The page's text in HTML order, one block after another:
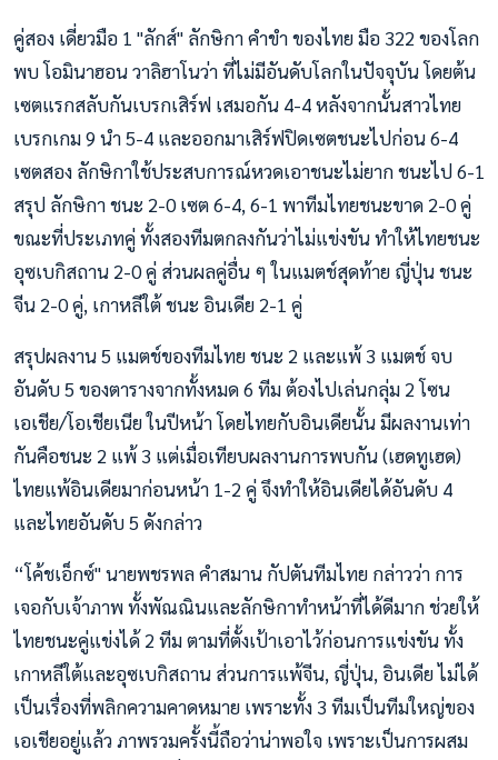
คู่สอง เดี่ยวมือ 1 "ลักส์" ลักษิกา คำขำ ของไทย มือ 322 ของโลก
พบ โอมินาฮอน วาลิฮาโนว่า ที่ไม่มีอันดับโลกในปัจจุบัน โดยต้น
เซตแรกสลับกันเบรกเสิร์ฟ เสมอกัน 4-4 หลังจากนั้นสาวไทย
เบรกเกม 9 นำ 5-4 และออกมาเสิร์ฟปิดเซตชนะไปก่อน 6-4
เซตสอง ลักษิกาใช้ประสบการณ์หวดเอาชนะไม่ยาก ชนะไป 6-1
สรุป ลักษิกา ชนะ 2-0 เซต 6-4, 6-1 พาทีมไทยชนะขาด 2-0 คู่
ขณะที่ประเภทคู่ ทั้งสองทีมตกลงกันว่าไม่แข่งขัน ทำให้ไทยชนะ
อุซเบกิสถาน 2-0 คู่ ส่วนผลคู่อื่น ๆ ในแมตช์สุดท้าย ญี่ปุ่น ชนะ
จีน 2-0 คู่, เกาหลีใต้ ชนะ อินเดีย 2-1 คู่
สรุปผลงาน 5 แมตช์ของทีมไทย ชนะ 2 และแพ้ 3 แมตช์ จบ
อันดับ 5 ของตารางจากทั้งหมด 6 ทีม ต้องไปเล่นกลุ่ม 2 โซน
เอเชีย/โอเชียเนีย ในปีหน้า โดยไทยกับอินเดียนั้น มีผลงานเท่า
กันคือชนะ 2 แพ้ 3 แต่เมื่อเทียบผลงานการพบกัน (เฮดทูเฮด)
ไทยแพ้อินเดียมาก่อนหน้า 1-2 คู่ จึงทำให้อินเดียได้อันดับ 4
และไทยอันดับ 5 ดังกล่าว
“โค้ชเอ็กซ์" นายพชรพล คำสมาน กัปตันทีมไทย กล่าวว่า การ
เจอกับเจ้าภาพ ทั้งพัณณินและลักษิกาทำหน้าที่ได้ดีมาก ช่วยให้
ไทยชนะคู่แข่งได้ 2 ทีม ตามที่ตั้งเป้าเอาไว้ก่อนการแข่งขัน ทั้ง
เกาหลีใต้และอุซเบกิสถาน ส่วนการแพ้จีน, ญี่ปุ่น, อินเดีย ไม่ได้
เป็นเรื่องที่พลิกความคาดหมาย เพราะทั้ง 3 ทีมเป็นทีมใหญ่ของ
เอเชียอยู่แล้ว ภาพรวมครั้งนี้ถือว่าน่าพอใจ เพราะเป็นการผสม